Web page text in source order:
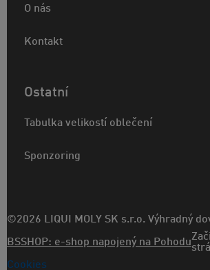
O nás
Kontakt
Ostatní
Tabulka velikostí oblečení
Sponzoring
©2026 LIQUI MOLY SK s.r.o. Výhradný
BSSHOP: e-shop napojený na Pohodu
Cookies